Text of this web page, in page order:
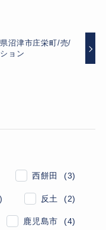
沼津市庄栄町/売/
ョン
西餅田 (3)
反土 (2)
鹿児島市 (4)